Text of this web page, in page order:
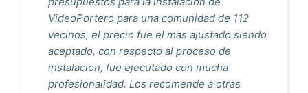
VideoPortero para una comunidad de 112
vecinos, el precio fue el mas ajustado siendo
aceptado, con respecto al proceso de
instalacion, fue ejecutado con mucha
profesionalidad. Los recomende a otras